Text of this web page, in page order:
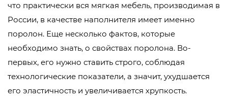
что практически вся мягкая мебель, производимая в
России, в качестве наполнителя имеет именно
поролон. Еще несколько фактов, которые
необходимо знать, о свойствах поролона. Во-
первых, его нужно ставить строго, соблюдая
технологические показатели, а значит, ухудшается
его эластичность и увеличивается хрупкость.